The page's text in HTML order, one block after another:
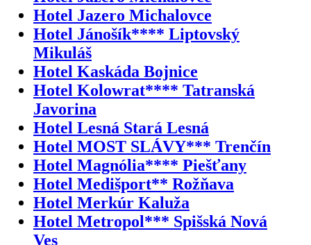
Hotel Jazero Michalovce
Hotel Jánošík**** Liptovský
Mikuláš
Hotel Kaskáda Bojnice
Hotel Kolowrat**** Tatranská
Javorina
Hotel Lesná Stará Lesná
Hotel MOST SLÁVY*** Trenčín
Hotel Magnólia**** Piešťany
Hotel Medišport** Rožňava
Hotel Merkúr Kaluža
Hotel Metropol*** Spišská Nová
Ves